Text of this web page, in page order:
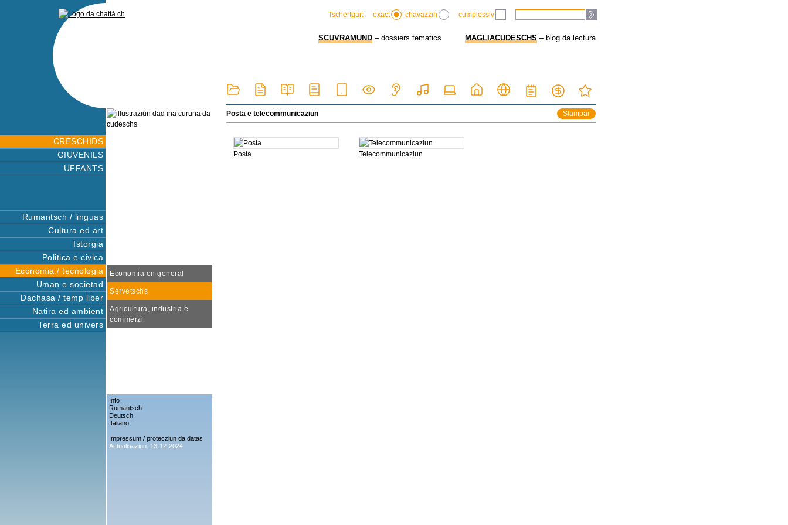
CRESCHIDS
GIUVENILS
UFFANTS
Rumantsch / linguas
Cultura ed art
Istorgia
Politica e civica
Economia / tecnologia
Economia en general
Servetschs
Agricultura, industria e
commerzi
Uman e societad
Dachasa / temp liber
Natira ed ambient
Terra ed univers
Info
Rumantsch
Deutsch
Italiano
Impressum / protecziun da datas
Actualisaziun: 13-12-2024
Tschertgar: exact chavazzin cumplessiv
SCUVRAMUND – dossiers tematics MAGLIACUDESCHS – blog da lectura
Posta e telecommunicaziun Stampar
Posta Telecommunicaziun